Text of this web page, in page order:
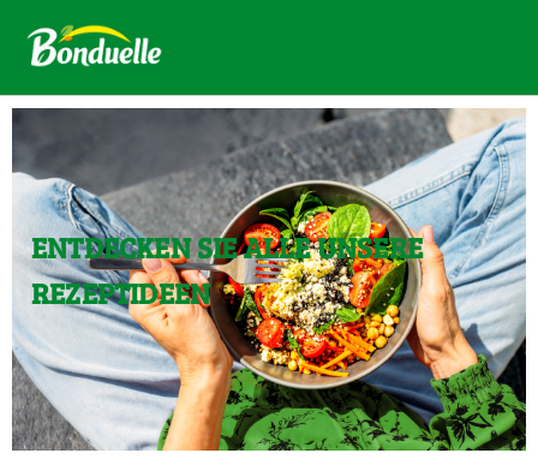
ENTDECKEN SIE ALLE UNSERE
REZEPTIDEEN